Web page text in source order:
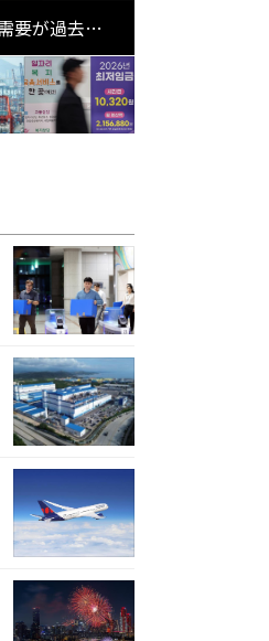
要が過去最
応体制を点